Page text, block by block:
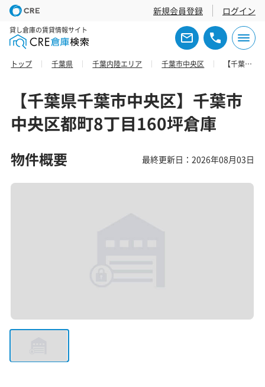
新規会員登録 ログイン
貸し倉庫の賃貸情報サイト
トップ 千葉県 千葉内陸エリア 千葉市中央区 【千葉県千葉市中央区】千葉市中央区都町8丁目160坪倉庫
【千葉県千葉市中央区】千葉市
中央区都町8丁目160坪倉庫
物件概要 最終更新日：2026年08月03日